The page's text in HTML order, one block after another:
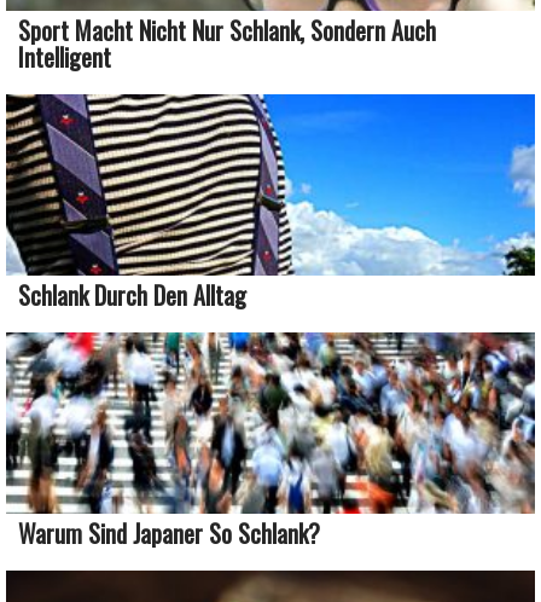
Sport Macht Nicht Nur Schlank, Sondern Auch
Intelligent
Schlank Durch Den Alltag
Warum Sind Japaner So Schlank?